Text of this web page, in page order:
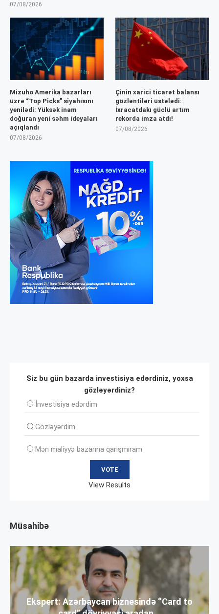
07/08/2026
Mizuho Amerika bazarları
üzrə “Top Picks” siyahısını
yenilədi: Yüksək inam
doğuran yeni səhm ideyaları
açıqlandı
07/08/2026
Çinin xarici ticarət balansı
gözləntiləri üstələdi:
İxracatdakı güclü artım
rekorda imza atdı!
07/08/2026
Siz bu gün bazarda investisiya edərdiniz, yoxsa
gözləyərdiniz?
İnvеstisiya edərdim
Gözləyərdim
Mən maliyyə bazarına qarışmıram
View Results
Müsahibə
Ekspert: Azərbaycan biznesində “Card to